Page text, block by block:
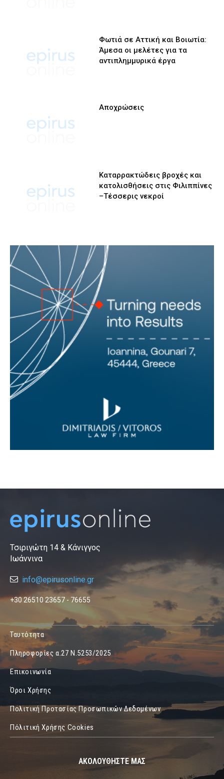
Φωτιά σε Αττική και Βοιωτία:
Άμεσα οι μελέτες για τα
αντιπλημμυρικά έργα
Αποχρώσεις
Καταρρακτώδεις βροχές και
κατολισθήσεις στις Φιλιππίνες
–Τέσσερις νεκροί
Τσιριγώτη 14 & Κάνιγγος
Ιωάννινα
info@epirusonline.gr
+30 26510 23657 - 76655
Ταυτότητα
Πληροφορίες α.27 Ν.5253/2025
Επικοινωνία
Όροι Χρήσης
Πολιτική Προτασίας Προσωπικών Δεδομένων
Πόλιτική Χρήσης Cookies
ΑΚΟΛΟΥΘΗΣΤΕ ΜΑΣ